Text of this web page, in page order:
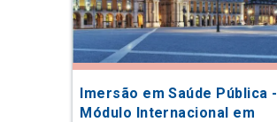
Imersão em Saúde Pública -
Módulo Internacional em